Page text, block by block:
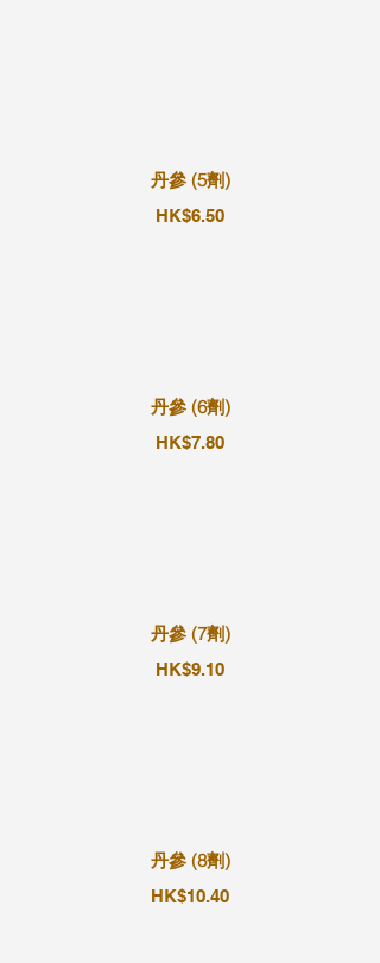
丹參 (5劑)
HK$6.50
丹參 (6劑)
HK$7.80
丹參 (7劑)
HK$9.10
丹參 (8劑)
HK$10.40